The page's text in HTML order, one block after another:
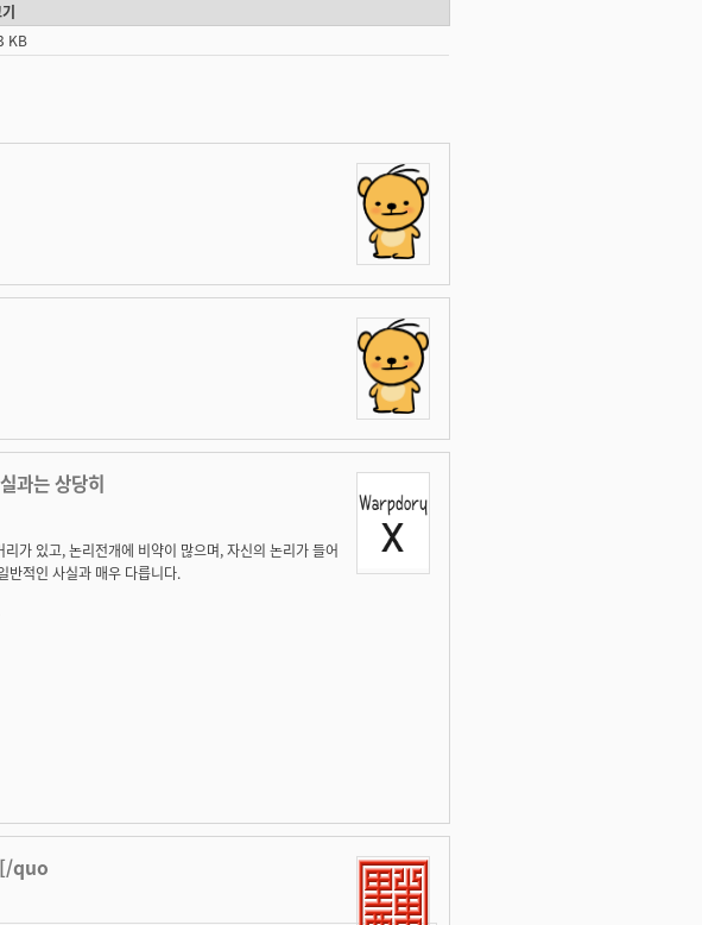
KB
과는 상당히
가 있고, 논리전개에 비약이 많으며, 자신의 논리가 들어
반적인 사실과 매우 다릅니다.
quo